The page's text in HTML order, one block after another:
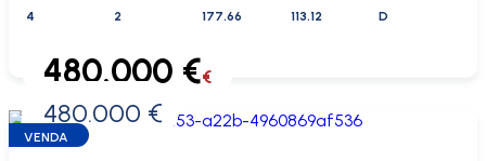
4 2 177.66 113.12 D
0 €
480.000 €€
480.000 €
VENDA